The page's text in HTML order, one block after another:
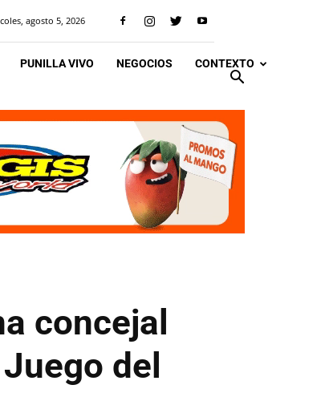
agosto 5, 2026
PUNILLA VIVO NEGOCIOS CONTEXTO
concejal
del